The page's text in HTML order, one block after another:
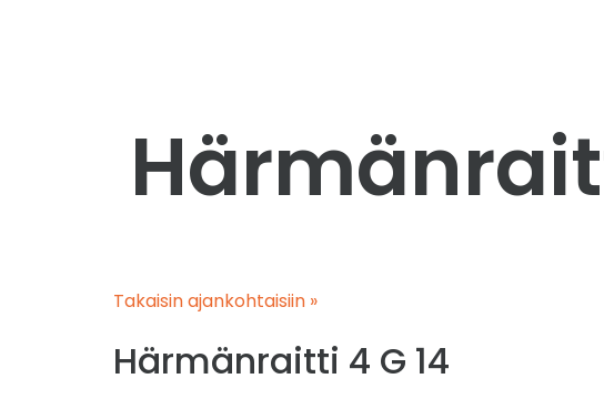
Takaisin ajankohtaisiin »
Härmänraitti 4 G 14